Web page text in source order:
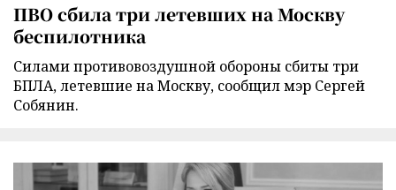
ПВО сбила три летевших на Москву
беспилотника
Силами противовоздушной обороны сбиты три
БПЛА, летевшие на Москву, сообщил мэр Сергей
Собянин.